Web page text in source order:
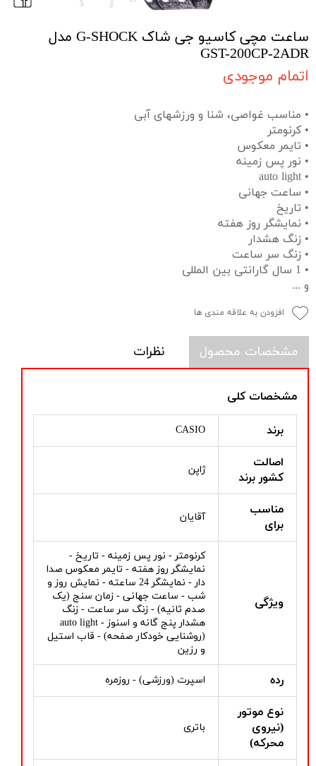
ساعت مچی کاسیو جی شاک G-SHOCK مدل
GST-200CP-2ADR
اتمام موجودی
• مناسب غواصی، شنا و ورزشهای آبی
• کرنومتر
• تایمر معکوس
• نور پس زمینه
• auto light
• ساعت جهانی
• تاریخ
• نمایشگر روز هفته
• زنگ هشدار
• زنگ سر ساعت
• 1 سال گارانتی بین المللی
و ...
افزودن به علاقه مندی ها
مشخصات محصول نظرات
مشخصات کلی
برند CASIO
اصالت
کشور برند
ژاپن
مناسب
برای
آقایان
ویژگی
کرنومتر - نور پس زمینه - تاریخ -
نمایشگر روز هفته - تایمر معکوس صدا
دار - نمایشگر 24 ساعته - نمایش روز و
شب - ساعت جهانی - زمان سنج (یک
صدم ثانیه) - زنگ سر ساعت - زنگ
هشدار پنج گانه و اسنوز - auto light
(روشنایی خودکار صفحه) - قاب استیل
و رزین
رده اسپرت (ورزشی) - روزمره
نوع موتور
(نیروی
محرکه)
باتری